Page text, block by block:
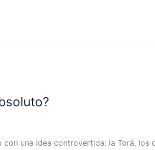
una idea controvertida: la Torá, los